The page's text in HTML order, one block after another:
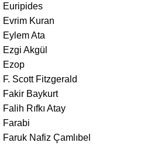
Euripides
Evrim Kuran
Eylem Ata
Ezgi Akgül
Ezop
F. Scott Fitzgerald
Fakir Baykurt
Falih Rıfkı Atay
Farabi
Faruk Nafiz Çamlıbel